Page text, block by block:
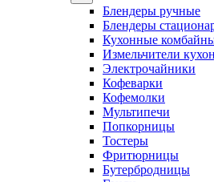
Блендеры ручные
Блендеры
Кухонные
Измельчители
Электрочайники
Кофеварки
Кофемолки
Мультипечи
Попкорницы
Тостеры
Фритюрницы
Бутербродницы